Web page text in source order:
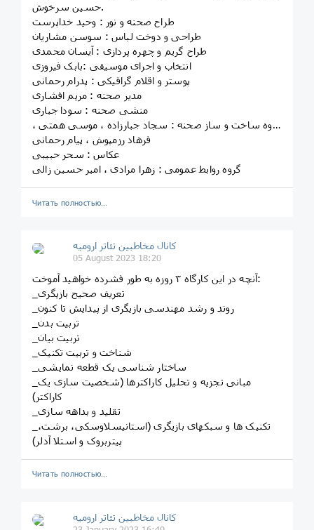
حسین سرخوش.
طراح صحنه و نور : وحید خداپرست
طراحی و دوخت لباس : سوسن مشاریان
طراح گریم و چهره پردازی : آیسان محمدی
انتخاب و اجرای موسیقی :بابک فیروزی
پوستر و اقلام گرافیکی : پدرام رحمانی
مدیر صحنه : مریم افشاری
منشی صحنه : سودا جباری
گروه ساخت و ساز صحنه : سجاد جبارزاده ، موسی همتی ،
فرهاد رزمپوش ، پیام رحمانی
عکاس : سحر حبیبی
گروه روابط عمومی : زهرا مرادی ، امیر حسین زالی
Читать полностью…
کانال مخاطبین تئاتر ارومیه
05 August 2023 18:20
آنچه در این کارگاه ۳ روزه به طور فشرده خواهید آموخت:
_تعریف صحیح بازیگری
_روند و رشد مهندسی بازیگری از پیدایش تا کنون
_تربیت بدن
_تربیت بیان
_شناخت و تربیت تکنیک
_ساختار شناسی یک قطعه نمایشی
_مبانی تجزیه و تحلیل کاراکترها (شخصیت سازی یک
کاراکتر)
_تقلید و بداهه سازی
پیتربروک و استلا آدلر)
Читать полностью…
کانال مخاطبین تئاتر ارومیه